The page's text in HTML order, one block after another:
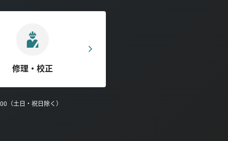
修理・校正
（土日・祝日除く）